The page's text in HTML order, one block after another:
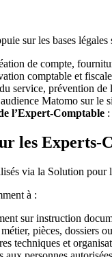
sur les bases légales
de compte,
comptable et
service, prévention
Matomo sur le
l’Expert-Comptable
les Experts-
via la Solution
à :
sur instruction
pièces, dossiers
techniques et